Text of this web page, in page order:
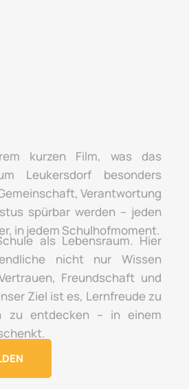
kurzen Film, was das
Leukersdorf besonders
Verantwortung
spürbar werden – jeden
in jedem Schulhofmoment.
als Lebensraum. Hier
nicht nur Wissen
Freundschaft und
Ziel ist es, Lernfreude zu
zu entdecken – in einem